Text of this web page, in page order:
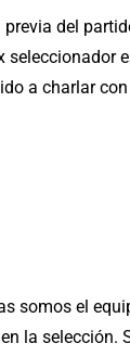
del
seleccionador
a charlar
somos el
la selección.